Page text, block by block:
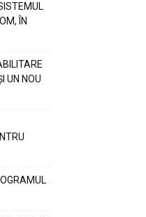
ÎN
UN NOU